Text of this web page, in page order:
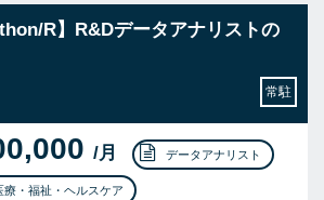
R】R&Dデータアナリストの
常駐
/月 データアナリスト
療・福祉・ヘルスケア